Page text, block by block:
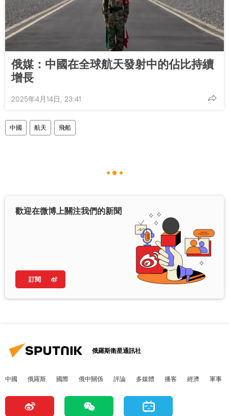
俄媒：中國在全球航天發射中的佔比持續
增長
2025年4月14日, 23:41
中國 航天 飛船
歡迎在微博上關注我們的新聞
訂閱
俄羅斯衛星通訊社
中國 俄羅斯 國際 俄中關係 評論 多媒體 播客 經濟 軍事